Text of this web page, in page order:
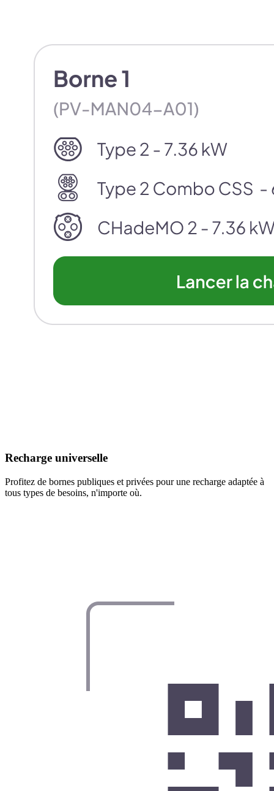
Recharge universelle
Profitez de bornes publiques et privées pour une recharge adaptée à
tous types de besoins, n'importe où.